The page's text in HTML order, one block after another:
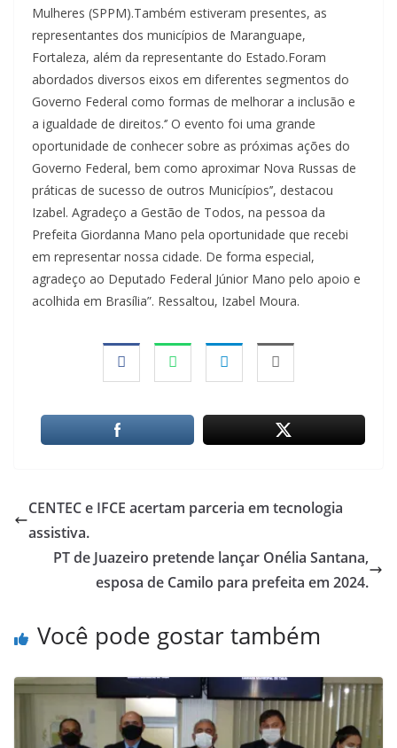
Mulheres (SPPM).Também estiveram presentes, as
representantes dos municípios de Maranguape,
Fortaleza, além da representante do Estado.Foram
abordados diversos eixos em diferentes segmentos do
Governo Federal como formas de melhorar a inclusão e
a igualdade de direitos.‘’ O evento foi uma grande
oportunidade de conhecer sobre as próximas ações do
Governo Federal, bem como aproximar Nova Russas de
práticas de sucesso de outros Municípios’’, destacou
Izabel. Agradeço a Gestão de Todos, na pessoa da
Prefeita Giordanna Mano pela oportunidade que recebi
em representar nossa cidade. De forma especial,
agradeço ao Deputado Federal Júnior Mano pelo apoio e
acolhida em Brasília”. Ressaltou, Izabel Moura.
CENTEC e IFCE acertam parceria em tecnologia
assistiva.
PT de Juazeiro pretende lançar Onélia Santana,
esposa de Camilo para prefeita em 2024.
Você pode gostar também